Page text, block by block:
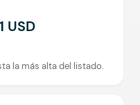
USD
la más alta del listado.